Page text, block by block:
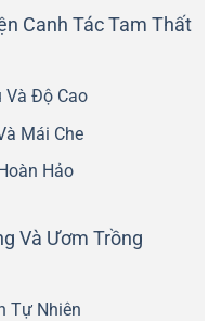
Canh Tác Tam Thất
Và Độ Cao
Mái Che
Hảo
Và Ươm Trồng
Tự Nhiên